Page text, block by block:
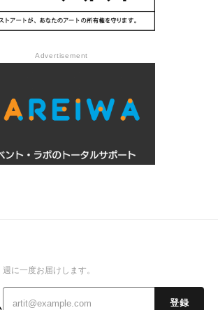
Advertisement
に一度お届けします。
登録